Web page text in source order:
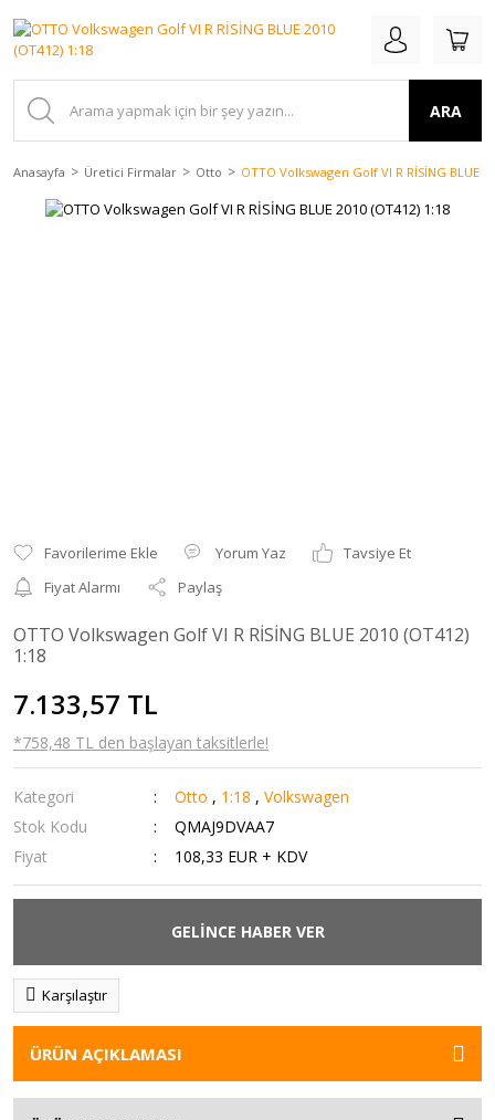
ARA
Anasayfa Üretici Firmalar Otto OTTO Volkswagen Golf VI R RİSİNG BLUE
Yorum Yaz
Tavsiye Et
Fiyat Alarmı
Paylaş
OTTO Volkswagen Golf VI R RİSİNG BLUE 2010 (OT412)
1:18
7.133,57 TL
*758,48 TL den başlayan taksitlerle!
Kategori Otto , 1:18 ,Volkswagen
Stok Kodu
QMAJ9DVAA7
Fiyat
108,33 EUR + KDV
GELİNCE HABER VER
Karşılaştır
ÜRÜN AÇIKLAMASI